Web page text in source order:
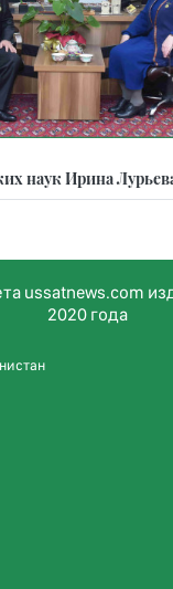
наук Ирина
ussatnews.com
2020 года